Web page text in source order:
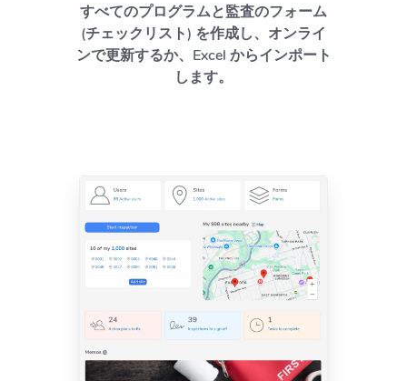
すべてのプログラムと監査のフォーム
(チェックリスト) を作成し、オンライ
ンで更新するか、Excel からインポート
します。